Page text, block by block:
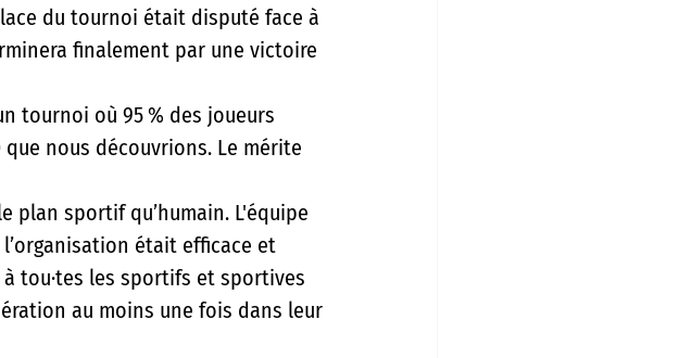
du tournoi était disputé face à
finalement par une victoire
tournoi où 95 % des joueurs
nous découvrions. Le mérite
plan sportif qu’humain. L'équipe
était efficace et
tou·tes les sportifs et sportives
au moins une fois dans leur